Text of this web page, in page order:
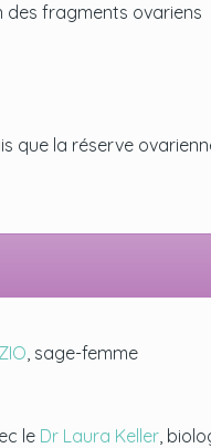
des fragments ovariens
que la réserve
, sage-femme
le Dr Laura Keller,